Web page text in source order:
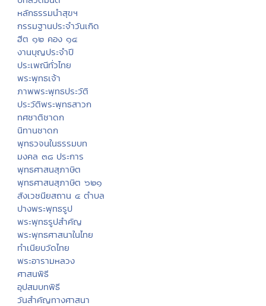
หลักธรรมนำสุขฯ
กรรมฐานประจำวันเกิด
ฮีต ๑๒ คอง ๑๔
งานบุญประจำปี
ประเพณีทั่วไทย
พระพุทธเจ้า
ภาพพระพุทธประวัติ
ประวัติพระพุทธสาวก
ทศชาติชาดก
นิทานชาดก
พุทธวจนในธรรมบท
มงคล ๓๘ ประการ
พุทธศาสนสุภาษิต
พุทธศาสนสุภาษิต ๖๒๑
สังเวชนียสถาน ๔ ตำบล
ปางพระพุทธรูป
พระพุทธรูปสำคัญ
พระพุทธศาสนาในไทย
ทำเนียบวัดไทย
พระอารามหลวง
ศาสนพิธี
อุปสมบทพิธี
วันสำคัญทางศาสนา